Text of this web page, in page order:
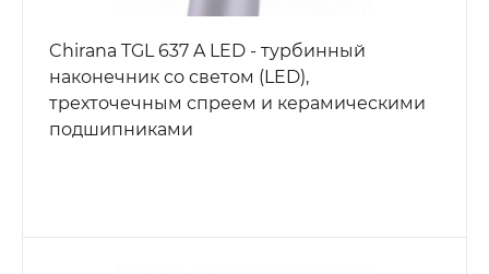
Chirana TGL 637 A LED - турбинный
наконечник со светом (LED),
трехточечным спреем и керамическими
подшипниками